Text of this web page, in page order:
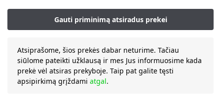
Atsiprašome, šios prekės dabar neturime. Tačiau
siūlome pateikti užklausą ir mes Jus informuosime kada
prekė vėl atsiras prekyboje. Taip pat galite tęsti
apsipirkimą grįždami atgal.